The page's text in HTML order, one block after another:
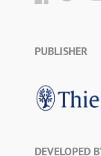
PUBLISHER
DEVELOPED